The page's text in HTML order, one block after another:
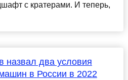
с кратерами. И теперь,
назвал два условия
в России в 2022